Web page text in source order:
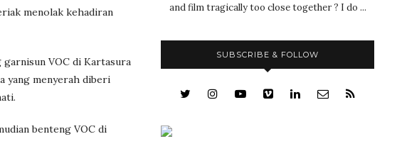
menolak kehadiran
VOC di Kartasura
yang menyerah diberi
benteng VOC di
and film tragically too close together ? I do ...
SUBSCRIBE & FOLLOW